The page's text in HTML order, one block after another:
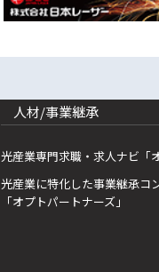
人材/事業継承
光産業専門求職・求人ナビ「
光産業に特化した事業継承コ
「オプトパートナーズ」